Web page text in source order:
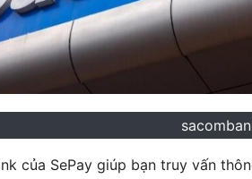
của SePay giúp bạn truy vấn